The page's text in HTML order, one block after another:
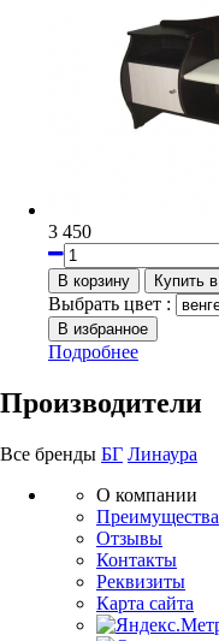
3 450
Выбрать цвет :
Подробнее
Производители
Все бренды БГ Линаура
О компании
Преимущества
Отзывы
Контакты
Реквизиты
Карта сайта